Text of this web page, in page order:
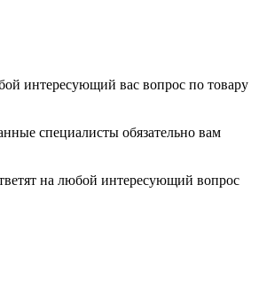
интересующий вас вопрос по товару
специалисты обязательно вам
на любой интересующий вопрос